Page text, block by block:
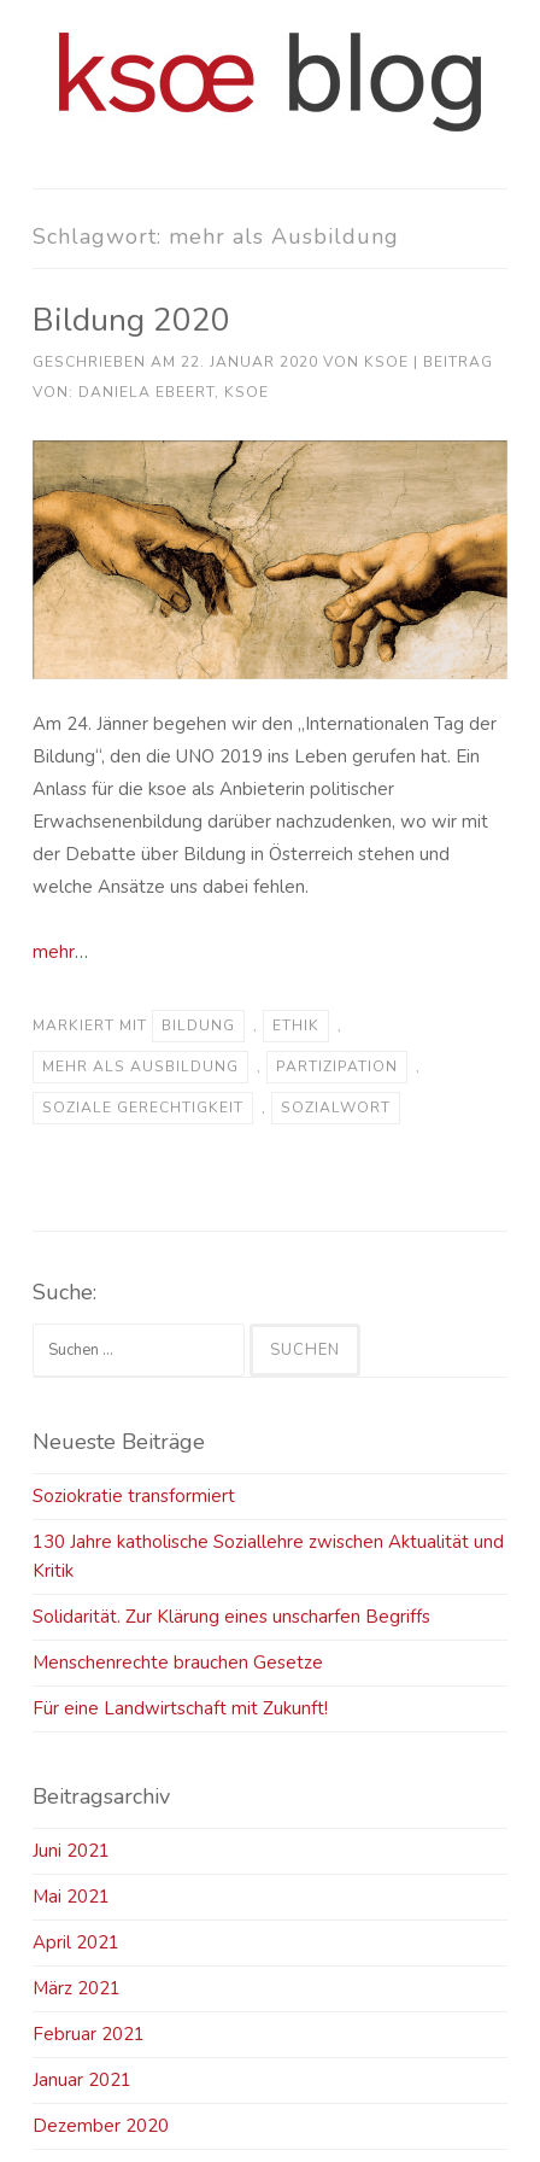
Inhalt
springen
Schlagwort: mehr als Ausbildung
Bildung 2020
GESCHRIEBEN AM 22. JANUAR 2020 VON KSOE | BEITRAG
VON: DANIELA EBEERT, KSOE
Am 24. Jänner begehen wir den „Internationalen Tag der
Bildung“, den die UNO 2019 ins Leben gerufen hat. Ein
Anlass für die ksoe als Anbieterin politischer
Erwachsenenbildung darüber nachzudenken, wo wir mit
der Debatte über Bildung in Österreich stehen und
welche Ansätze uns dabei fehlen.
mehr…
MARKIERT MIT BILDUNG , ETHIK ,
MEHR ALS AUSBILDUNG , PARTIZIPATION ,
SOZIALE GERECHTIGKEIT , SOZIALWORT
Suche:
Suchen
Neueste Beiträge
Soziokratie transformiert
130 Jahre katholische Soziallehre zwischen Aktualität und
Kritik
Solidarität. Zur Klärung eines unscharfen Begriffs
Menschenrechte brauchen Gesetze
Für eine Landwirtschaft mit Zukunft!
Beitragsarchiv
Juni 2021
Mai 2021
April 2021
März 2021
Februar 2021
Januar 2021
Dezember 2020